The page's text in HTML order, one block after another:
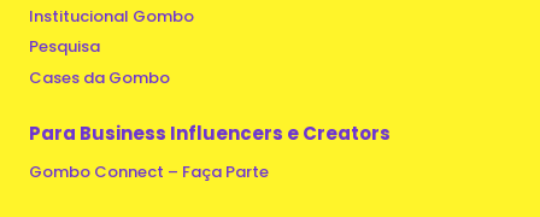
Institucional Gombo
Pesquisa
Cases da Gombo
Para Business Influencers e Creators
Gombo Connect – Faça Parte